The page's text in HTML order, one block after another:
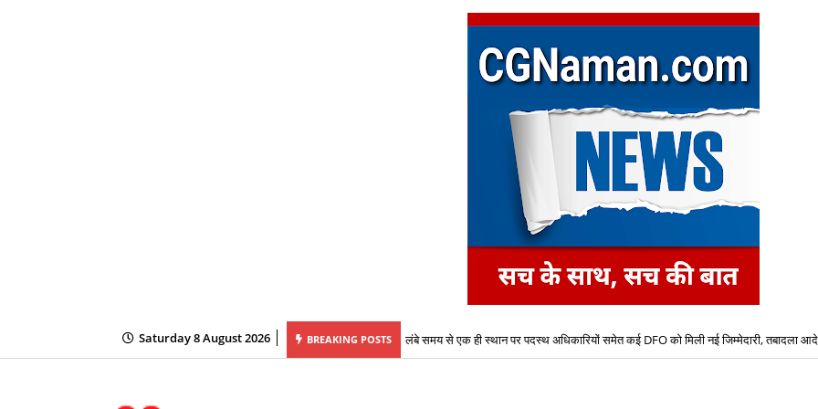
Saturday 8 August 2026 BREAKING POSTS
बेटे ने की बाप की हत्या, आरोपी बेटा गिरफ्तार, भेजा जेल, मामला थाना तपकरा अन्तर्गत सिंगीबहार का